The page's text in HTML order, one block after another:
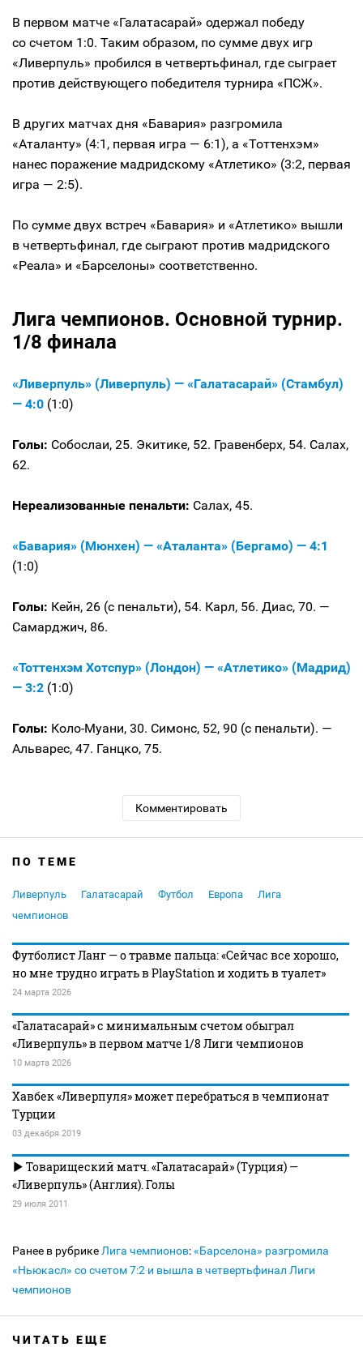
В первом матче «Галатасарай» одержал победу
со счетом 1:0. Таким образом, по сумме двух игр
«Ливерпуль» пробился в четвертьфинал, где сыграет
против действующего победителя турнира «ПСЖ».
В других матчах дня «Бавария» разгромила
«Аталанту» (4:1, первая игра — 6:1), а «Тоттенхэм»
нанес поражение мадридскому «Атлетико» (3:2, первая
игра — 2:5).
По сумме двух встреч «Бавария» и «Атлетико» вышли
в четвертьфинал, где сыграют против мадридского
«Реала» и «Барселоны» соответственно.
Лига чемпионов. Основной турнир.
1/8 финала
«Ливерпуль» (Ливерпуль) — «Галатасарай» (Стамбул)
— 4:0 (1:0)
Голы: Собослаи, 25. Экитике, 52. Гравенберх, 54. Салах,
62.
Нереализованные пенальти: Салах, 45.
«Бавария» (Мюнхен) — «Аталанта» (Бергамо) — 4:1
(1:0)
Голы: Кейн, 26 (с пенальти), 54. Карл, 56. Диас, 70. —
Самарджич, 86.
«Тоттенхэм Хотспур» (Лондон) — «Атлетико» (Мадрид)
— 3:2 (1:0)
Голы: Коло-Муани, 30. Симонс, 52, 90 (с пенальти). —
Альварес, 47. Ганцко, 75.
Комментировать
ПО ТЕМЕ
Ливерпуль Галатасарай Футбол Европа
Лига
чемпионов
Футболист Ланг — о травме пальца: «Сейчас все хорошо,
но мне трудно играть в PlayStation и ходить в туалет»
24 марта 2026
«Галатасарай» с минимальным счетом обыграл
«Ливерпуль» в первом матче 1/8 Лиги чемпионов
10 марта 2026
Хавбек «Ливерпуля» может перебраться в чемпионат
Турции
03 декабря 2019
Товарищеский матч. «Галатасарай» (Турция) —
«Ливерпуль» (Англия). Голы
29 июля 2011
Ранее в рубрике Лига чемпионов:«Барселона» разгромила
«Ньюкасл» со счетом 7:2 и вышла в четвертьфинал Лиги
чемпионов
ЧИТАТЬ ЕЩЕ